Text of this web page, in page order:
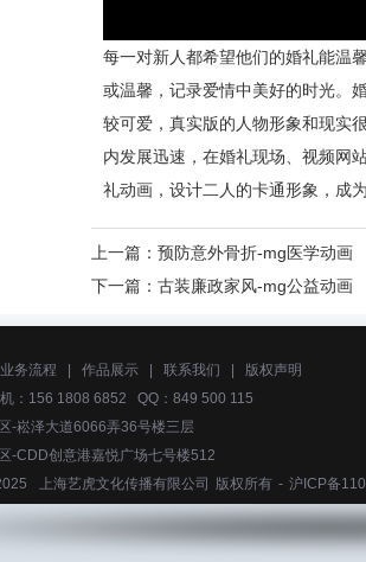
每一对新人都希望他们的婚礼能温
或温馨，记录爱情中美好的时光。
较可爱，真实版的人物形象和现实
内发展迅速，在婚礼现场、视频网
礼动画，设计二人的卡通形象，成
上一篇： 预防意外骨折-mg医学动画
下一篇： 古装廉政家风-mg公益动画
业务流程 作品展示 联系我们
版权声明
：156 1808 6852 QQ：849 500 115
-崧泽大道6066弄36号楼三层
-CDD创意港嘉悦广场七号楼512
上海艺虎文化传播有限公司 版权所有 - 沪ICP备